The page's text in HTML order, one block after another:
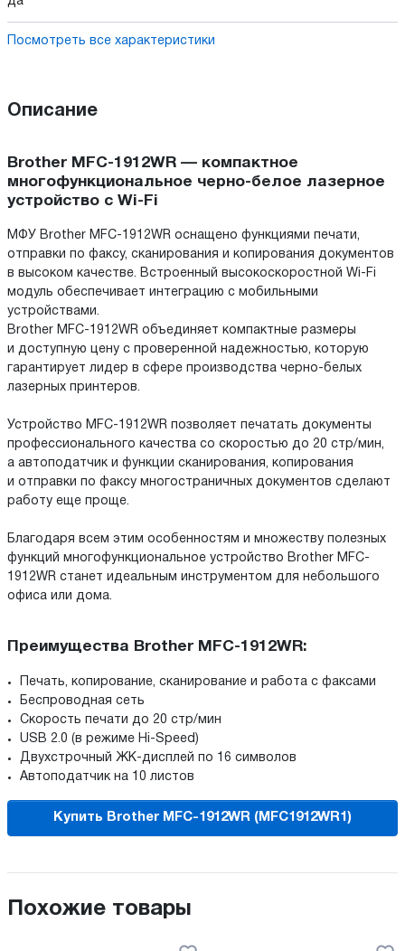
Посмотреть все характеристики
Описание
Brother MFC-1912WR — компактное
многофункциональное черно-белое лазерное
устройство с Wi-Fi
МФУ Brother MFC-1912WR оснащено функциями печати,
отправки по факсу, сканирования и копирования документов
в высоком качестве. Встроенный высокоскоростной Wi-Fi
модуль обеспечивает интеграцию с мобильными
устройствами.
Brother MFC-1912WR объединяет компактные размеры
и доступную цену с проверенной надежностью, которую
гарантирует лидер в сфере производства черно-белых
лазерных принтеров.
Устройство MFC-1912WR позволяет печатать документы
профессионального качества со скоростью до 20 стр/мин,
а автоподатчик и функции сканирования, копирования
и отправки по факсу многостраничных документов сделают
работу еще проще.
Благодаря всем этим особенностям и множеству полезных
функций многофункциональное устройство Brother MFC-
1912WR станет идеальным инструментом для небольшого
офиса или дома.
Преимущества Brother MFC-1912WR:
Печать, копирование, сканирование и работа с факсами
Беспроводная сеть
Скорость печати до 20 стр/мин
USB 2.0 (в режиме Hi-Speed)
Двухстрочный ЖК-дисплей по 16 символов
Автоподатчик на 10 листов
Купить Brother MFC-1912WR (MFC1912WR1)
Похожие товары